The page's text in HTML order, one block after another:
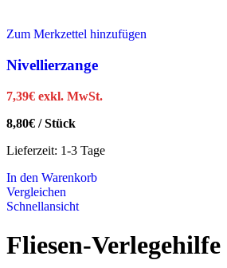
Zum Merkzettel hinzufügen
Nivellierzange
7,39€ exkl. MwSt.
8,80€ /Stück
Lieferzeit: 1-3 Tage
In den Warenkorb
Vergleichen
Schnellansicht
Fliesen-Verlegehilfe